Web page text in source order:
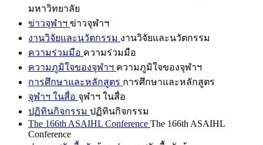
มหาวิทยาลัย
ข่าวจุฬาฯ ข่าวจุฬาฯ
งานวิจัยและนวัตกรรม งานวิจัยและนวัตกรรม
ความร่วมมือ ความร่วมมือ
ความภูมิใจของจุฬาฯ ความภูมิใจของจุฬาฯ
การศึกษาและหลักสูตร การศึกษาและหลักสูตร
จุฬาฯ ในสื่อ จุฬาฯ ในสื่อ
ปฏิทินกิจกรรม ปฏิทินกิจกรรม
The 166th ASAIHL Conference The 166th ASAIHL
Conference